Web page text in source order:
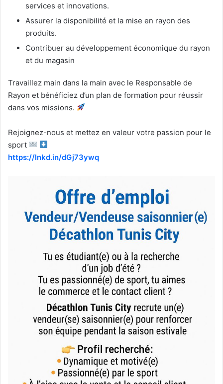
services et innovations.
Assurer la disponibilité et la mise en rayon des
produits.
Contribuer au développement économique du rayon
et du magasin
Travaillez main dans la main avec le Responsable de
Rayon et bénéficiez d’un plan de formation pour réussir
dans vos missions.
Rejoignez-nous et mettez en valeur votre passion pour le
sport
https://lnkd.in/dGj73ywq